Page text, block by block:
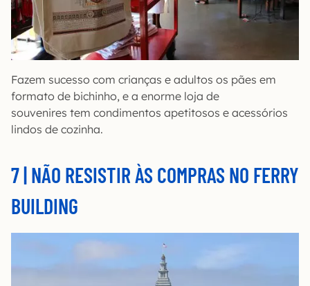
Fazem sucesso com crianças e adultos os pães em
formato de bichinho, e a enorme loja de
souvenires tem condimentos apetitosos e acessórios
lindos de cozinha.
7 | NÃO RESISTIR ÀS COMPRAS NO FERRY
BUILDING